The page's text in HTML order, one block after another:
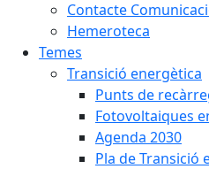
Contacte
Hemeroteca
Temes
Transició energètica
Punts de
Fotovoltaiques
Agenda 2030
Pla de Transició